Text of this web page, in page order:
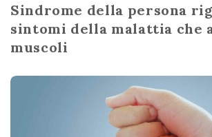
Sindrome della persona
sintomi della malattia che
muscoli